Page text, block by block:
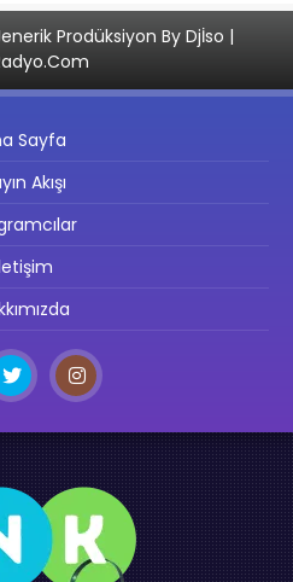
Prodüksiyon By Djİso |
Sayfa
Akışı